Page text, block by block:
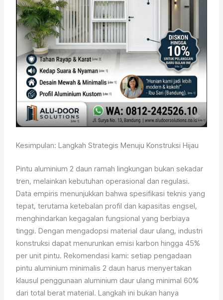
Kesimpulan: Langkah Strategis Menuju Konstruksi Hijau
Pintu aluminium 2 daun ramah lingkungan bukan sekadar
tren, melainkan kebutuhan operasional dan regulasi.
Data empiris menunjukkan bahwa spesifikasi teknis yang
tepat, terutama ketebalan profil dan kapasitas engsel,
menghindarkan kegagalan fungsional yang berbiaya
tinggi. Dengan mengadopsi material daur ulang, industri
konstruksi dapat menurunkan emisi karbon hingga 45%
per unit pintu. Rekomendasi kami: setiap pengadaan
pintu aluminium minimalis 2 daun harus menyertakan
klausul penggunaan aluminium daur ulang minimal 60%
dari total berat material. Langkah ini bukan hanya